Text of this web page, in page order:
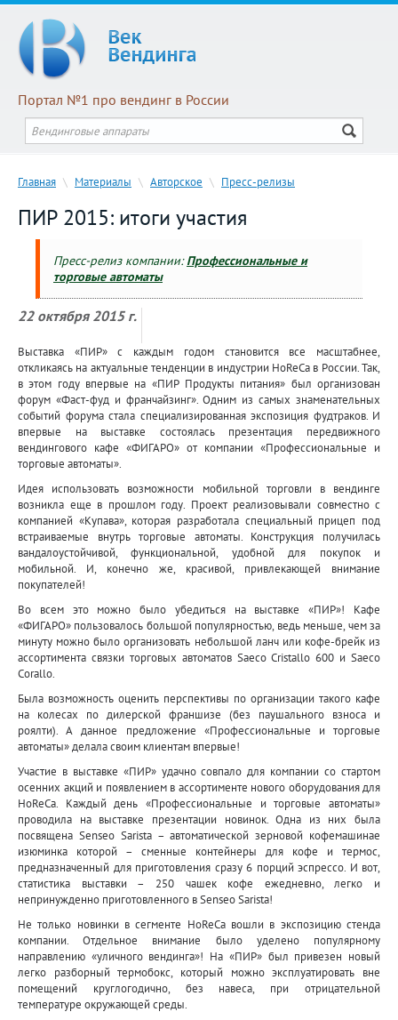
Портал №1 про вендинг в России
Главная \ Материалы \ Авторское \ Пресс-релизы
ПИР 2015: итоги участия
Пресс-релиз компании:Профессиональные и
торговые автоматы
22 октября 2015 г.
Выставка «ПИР» с каждым годом становится все масштабнее,
откликаясь на актуальные тенденции в индустрии HoReCa в России. Так,
в этом году впервые на «ПИР Продукты питания» был организован
форум «Фаст-фуд и франчайзинг». Одним из самых знаменательных
событий форума стала специализированная экспозиция фудтраков. И
впервые на выставке состоялась презентация передвижного
вендингового кафе «ФИГАРО» от компании «Профессиональные и
торговые автоматы».
Идея использовать возможности мобильной торговли в вендинге
возникла еще в прошлом году. Проект реализовывали совместно с
компанией «Купава», которая разработала специальный прицеп под
встраиваемые внутрь торговые автоматы. Конструкция получилась
вандалоустойчивой, функциональной, удобной для покупок и
мобильной. И, конечно же, красивой, привлекающей внимание
покупателей!
Во всем это можно было убедиться на выставке «ПИР»! Кафе
«ФИГАРО» пользовалось большой популярностью, ведь меньше, чем за
минуту можно было организовать небольшой ланч или кофе-брейк из
ассортимента связки торговых автоматов Saeco Cristallo 600 и Saeco
Corallo.
Была возможность оценить перспективы по организации такого кафе
на колесах по дилерской франшизе (без паушального взноса и
роялти). А данное предложение «Профессиональные и торговые
автоматы» делала своим клиентам впервые!
Участие в выставке «ПИР» удачно совпало для компании со стартом
осенних акций и появлением в ассортименте нового оборудования для
HoReCa. Каждый день «Профессиональные и торговые автоматы»
проводила на выставке презентации новинок. Одна из них была
посвящена Senseo Sarista – автоматической зерновой кофемашинае
изюминка которой – сменные контейнеры для кофе и термос,
предназначенный для приготовления сразу 6 порций эспрессо. И вот,
статистика выставки – 250 чашек кофе ежедневно, легко и
непринужденно приготовленного в Senseo Sarista!
Не только новинки в сегменте HoReCa вошли в экспозицию стенда
компании. Отдельное внимание было уделено популярному
направлению «уличного вендинга»! На «ПИР» был привезен новый
легко разборный термобокс, который можно эксплуатировать вне
помещений круглогодично, без навеса, при отрицательной
температуре окружающей среды.